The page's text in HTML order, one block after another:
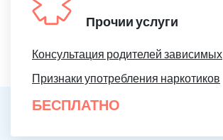
Прочии услуги
Консультация родителей зависимых
Признаки употребления наркотиков
БЕСПЛАТНО